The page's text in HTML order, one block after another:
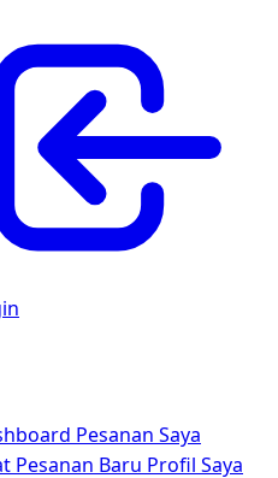
Pesanan Saya
Pesanan Baru Profil Saya